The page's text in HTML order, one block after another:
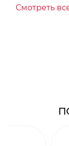
Смотреть